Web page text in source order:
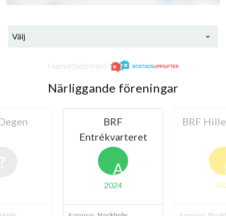
lägenheter
Välj
I samarbete med
Närliggande föreningar
BRF Hillebarden 6
B
2024
BRF